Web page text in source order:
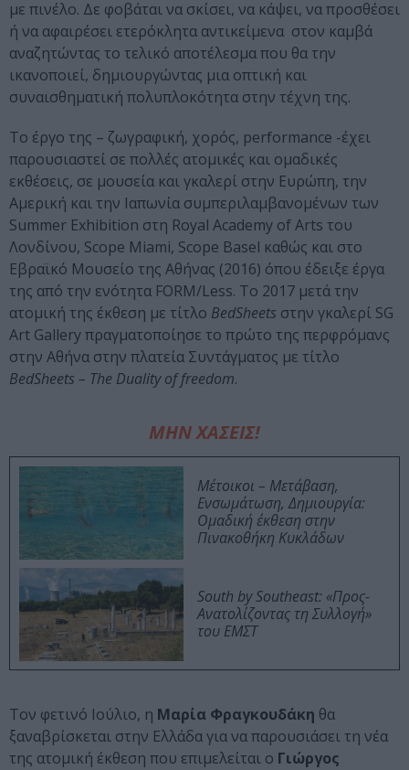
με πινέλο. Δε φοβάται να σκίσει, να κάψει, να προσθέσει
ή να αφαιρέσει ετερόκλητα αντικείμενα στον καμβά
αναζητώντας το τελικό αποτέλεσμα που θα την
ικανοποιεί, δημιουργώντας μια οπτική και
συναισθηματική πολυπλοκότητα στην τέχνη της.
Το έργο της – ζωγραφική, χορός, performance -έχει
παρουσιαστεί σε πολλές ατομικές και ομαδικές
εκθέσεις, σε μουσεία και γκαλερί στην Ευρώπη, την
Αμερική και την Ιαπωνία συμπεριλαμβανομένων των
Summer Exhibition στη Royal Academy of Arts του
Λονδίνου, Scope Miami, Scope Basel καθώς και στο
Εβραϊκό Μουσείο της Αθήνας (2016) όπου έδειξε έργα
της από την ενότητα FORM/Less. To 2017 μετά την
ατομική της έκθεση με τίτλο BedSheets στην γκαλερί SG
Art Gallery πραγματοποίησε το πρώτο της περφρόμανς
στην Αθήνα στην πλατεία Συντάγματος με τίτλο
BedSheets – The Dualityoffreedom.
ΜΗΝ ΧΑΣΕΙΣ!
Μέτοικοι – Μετάβαση,
Ενσωμάτωση, Δημιουργία:
Ομαδική έκθεση στην
Πινακοθήκη Κυκλάδων
South by Southeast: «Προς-
Ανατολίζοντας τη Συλλογή»
του ΕΜΣΤ
Τον φετινό Ιούλιο, η Μαρία Φραγκουδάκη θα
ξαναβρίσκεται στην Ελλάδα για να παρουσιάσει τη νέα
της ατομική έκθεση που επιμελείται ο Γιώργος